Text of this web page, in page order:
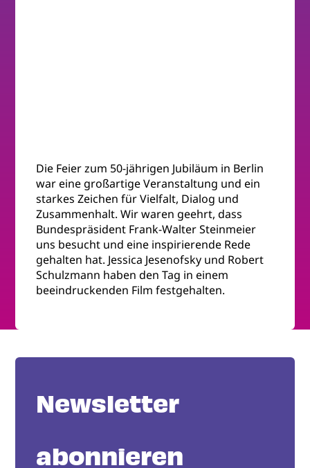
Die Feier zum 50-jährigen Jubiläum in Berlin
war eine großartige Veranstaltung und ein
starkes Zeichen für Vielfalt, Dialog und
Zusammenhalt. Wir waren geehrt, dass
Bundespräsident Frank-Walter Steinmeier
uns besucht und eine inspirierende Rede
gehalten hat. Jessica Jesenofsky und Robert
Schulzmann haben den Tag in einem
beeindruckenden Film festgehalten.
Newsletter
abonnieren